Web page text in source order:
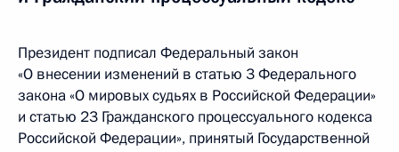
Президент подписал Федеральный закон
«О внесении изменений в статью 3 Федерального
закона «О мировых судьях в Российской Федерации»
и статью 23 Гражданского процессуального кодекса
Российской Федерации», принятый Государственной